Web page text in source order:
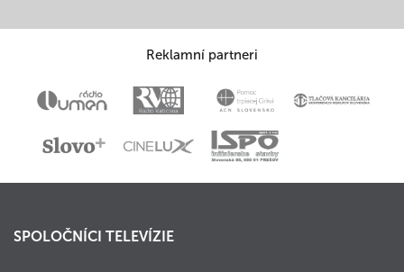
Reklamní partneri
SPOLOČNÍCI TELEVÍZIE